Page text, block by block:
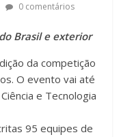
0 comentários
Brasil e exterior
da competição
O evento vai até
e Tecnologia
95 equipes de